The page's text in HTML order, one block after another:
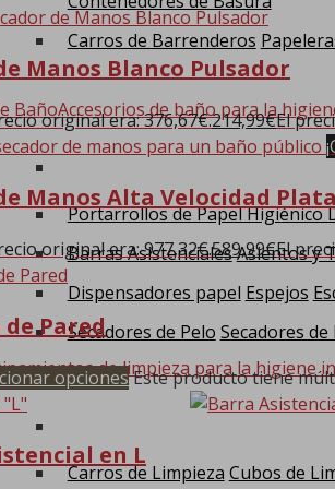
Carros de Barrenderos
BañoAccesorios de baño para la
Portarrollos de Papel Higiénico
Barras AsistencialesAsientos y
Dispensadores papel Espejos
Secadores de Pelo Secadores
de limpieza para la higiene
Carros de Limpieza Cubos de
Manos Blanco Pulsador
original era: 376,67€.214,99€El
Manos Alta Velocidad Plata
original era: 977,32€.589,99€El
Pared
opciones Este producto tiene
en L